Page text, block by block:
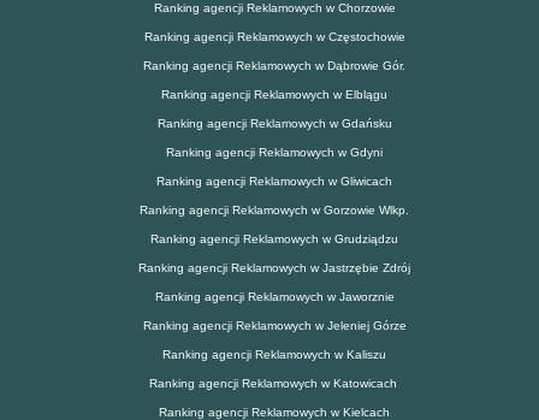
Ranking agencji Reklamowych w Chorzowie
Ranking agencji Reklamowych w Częstochowie
Ranking agencji Reklamowych w Dąbrowie Gór.
Ranking agencji Reklamowych w Elblągu
Ranking agencji Reklamowych w Gdańsku
Ranking agencji Reklamowych w Gdyni
Ranking agencji Reklamowych w Gliwicach
Ranking agencji Reklamowych w Gorzowie Wlkp.
Ranking agencji Reklamowych w Grudziądzu
Ranking agencji Reklamowych w Jastrzębie Zdrój
Ranking agencji Reklamowych w Jaworznie
Ranking agencji Reklamowych w Jeleniej Górze
Ranking agencji Reklamowych w Kaliszu
Ranking agencji Reklamowych w Katowicach
Ranking agencji Reklamowych w Kielcach